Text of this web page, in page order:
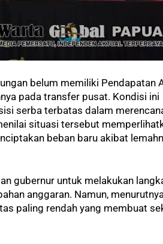
belum memiliki Pendapatan
pada transfer pusat. Kondisi ini
serba terbatas dalam
situasi tersebut
beban baru akibat
gubernur untuk melakukan
anggaran. Namun,
paling rendah yang membuat